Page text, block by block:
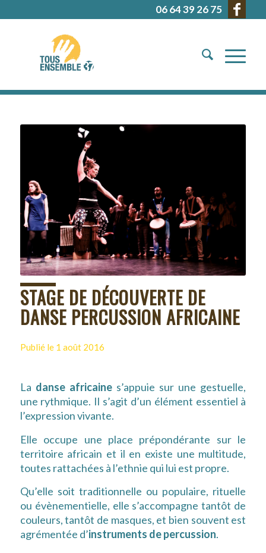
06 64 39 26 75
STAGE DE DÉCOUVERTE DE
DANSE PERCUSSION AFRICAINE
Publié le 1 août 2016
La danse africaines’appuie sur une gestuelle,
une rythmique. Il s’agit d’un élément essentiel à
l’expression vivante.
Elle occupe une place prépondérante sur le
territoire africain et il en existe une multitude,
toutes rattachées à l’ethnie qui lui est propre.
Qu’elle soit traditionnelle ou populaire, rituelle
ou évènementielle, elle s’accompagne tantôt de
couleurs, tantôt de masques, et bien souvent est
agrémentée d’instruments de percussion.